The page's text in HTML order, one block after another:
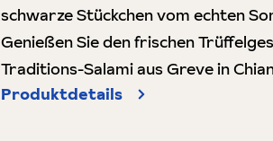
schwarze Stückchen vom echten
Genießen Sie den frischen
Traditions-Salami aus Greve in
Produktdetails